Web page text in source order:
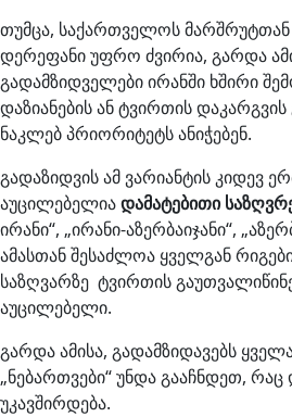
თუმცა, საქართველოს
დერეფანი უფრო ძვირია, გარდა
გადამზიდველები ირანში ხშირი
დაზიანების ან ტვირთის
ნაკლებ პრიორიტეტს ანიჭებენ.
გადაზიდვის ამ ვარიანტის კიდევ
აუცილებელიადამატებითი
ირანი“, „ირანი-აზერბაიჯანი“,
ამასთან შესაძლოა ყველგან
საზღვარზე ტვირთის
აუცილებელი.
გარდა ამისა, გადამზიდავებს
„ნებართვები“ უნდა გააჩნდეთ, რაც
უკავშირდება.